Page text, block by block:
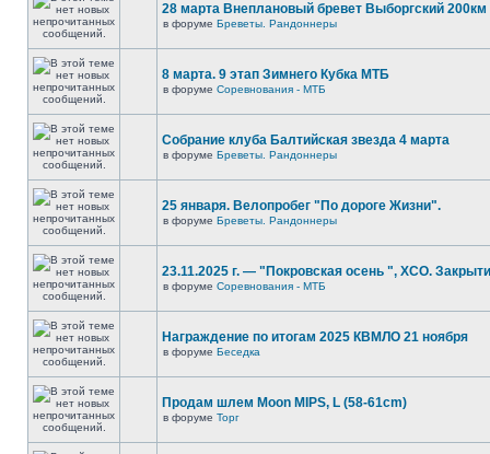
28 марта Внеплановый бревет Выборгский 200км
в форуме Бреветы. Рандоннеры
8 марта. 9 этап Зимнего Кубка МТБ
в форуме Соревнования - МТБ
Собрание клуба Балтийская звезда 4 марта
в форуме Бреветы. Рандоннеры
25 января. Велопробег "По дороге Жизни".
в форуме Бреветы. Рандоннеры
23.11.2025 г. — "Покровская осень ", XCO.
в форуме Соревнования - МТБ
Награждение по итогам 2025 КВМЛО 21 ноября
в форуме Беседка
Продам шлем Moon MIPS, L (58-61cm)
в форуме Торг